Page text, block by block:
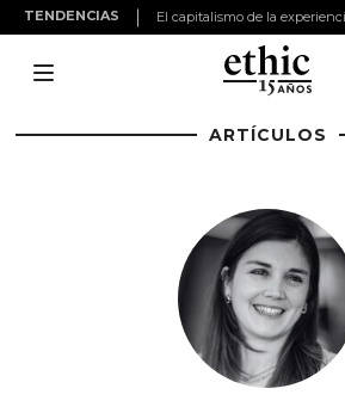
TENDENCIAS El capitalismo de la
ARTÍCULOS